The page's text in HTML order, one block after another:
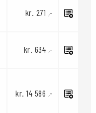
kr. 271 ,-
kr. 634 ,-
kr. 14 586 ,-